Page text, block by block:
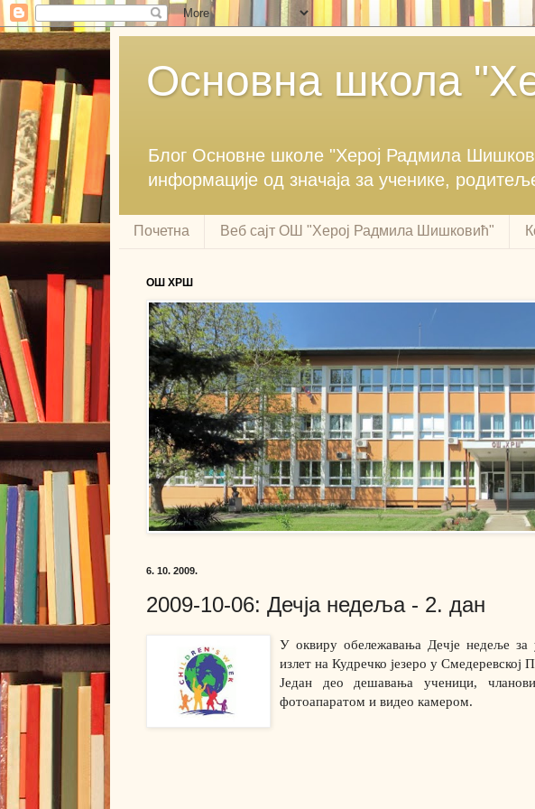
Основна школа
Блог ‎Основне школе "Херој ‎Радмила
информације ‎од значаја за ученике,
Почетна Веб сајт ОШ "Херој Радмила Шишковић"
ОШ ХРШ
6. 10. 2009.
2009-10-06: Дечја недеља - 2. дан
У оквиру обележавања Дечје недеље за
излет на Кудречко језеро у Смедеревској
Један део дешавања ученици,
фотоапаратом и видео камером.